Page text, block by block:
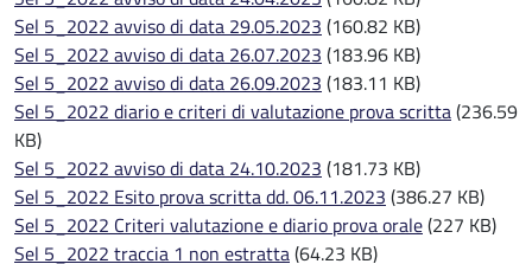
Sel 5_2022 avviso di data 29.05.2023 (160.82 KB)
Sel 5_2022 avviso di data 26.07.2023 (183.96 KB)
Sel 5_2022 avviso di data 26.09.2023 (183.11 KB)
Sel 5_2022 diario e criteri di valutazione prova scritta(236.59
KB)
Sel 5_2022 avviso di data 24.10.2023 (181.73 KB)
Sel 5_2022 Esito prova scritta dd. 06.11.2023 (386.27 KB)
Sel 5_2022 Criteri valutazione e diario prova orale(227 KB)
Sel 5_2022 traccia 1 non estratta(64.23 KB)